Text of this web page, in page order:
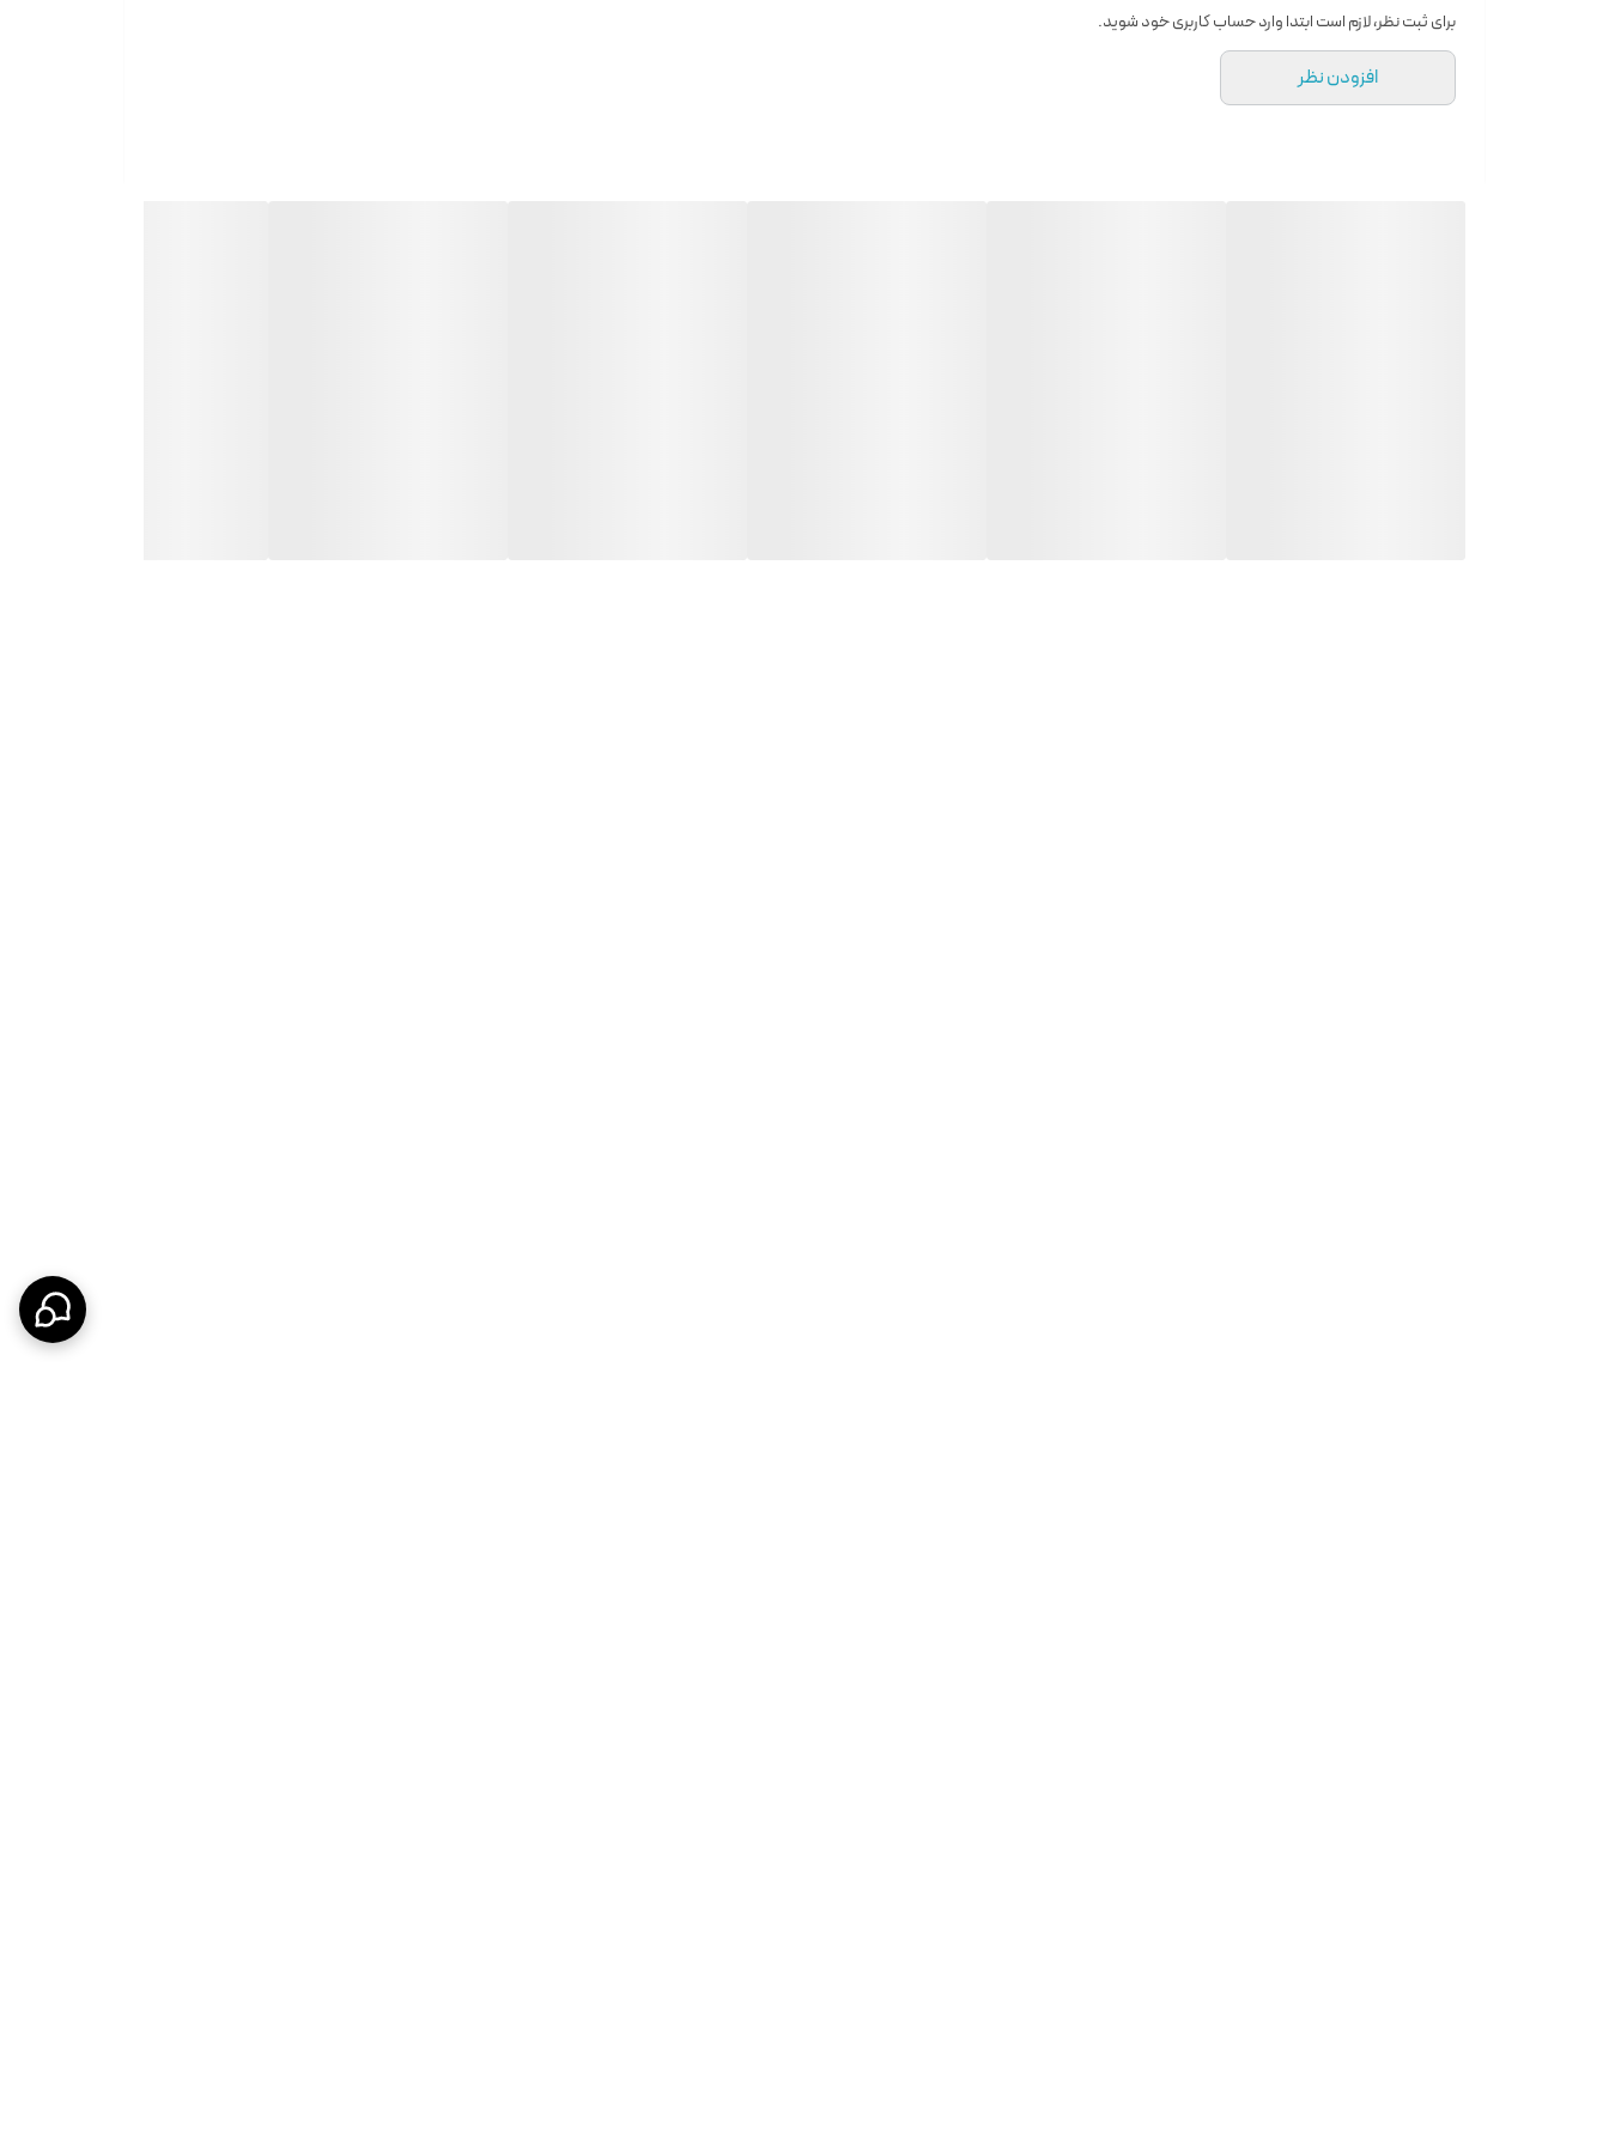
برای ثبت نظر، لازم است ابتدا وارد حساب کاربری خود شوید.
افزودن نظر